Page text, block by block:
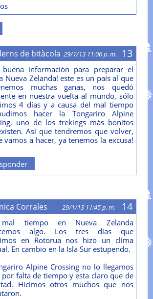
de bitàcola 29/1/13 11:06 p. m.
buena información para preparar el
Nueva Zelanda! este es un país al que
muchas ganas, nos quedó
en nuestra vuelta al mundo, sólo
4 días y a causa del mal tiempo
hacer la Tongariro Alpine
uno de los trekings más bonitos
Así que tendremos que volver,
vamos a hacer, ya tenemos la excusa!
Corrales 29/1/13 11:45 p. m.
tiempo en Nueva Zelanda
algo. Los tres días que
en Rotorua nos hizo un clima
En cambio en la Isla Sur estupendo.
Alpine Crossing no lo llegamos
por falta de tiempo y esta claro que de
Hicimos otros muchos que nos